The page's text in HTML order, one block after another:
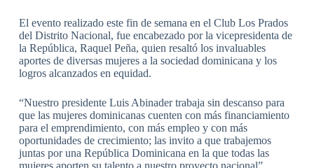
El evento realizado este fin de semana en el Club Los Prados
del Distrito Nacional, fue encabezado por la vicepresidenta de
la República, Raquel Peña, quien resaltó los invaluables
aportes de diversas mujeres a la sociedad dominicana y los
logros alcanzados en equidad.
“Nuestro presidente Luis Abinader trabaja sin descanso para
que las mujeres dominicanas cuenten con más financiamiento
para el emprendimiento, con más empleo y con más
oportunidades de crecimiento; las invito a que trabajemos
juntas por una República Dominicana en la que todas las
mujeres aporten su talento a nuestro proyecto nacional”,